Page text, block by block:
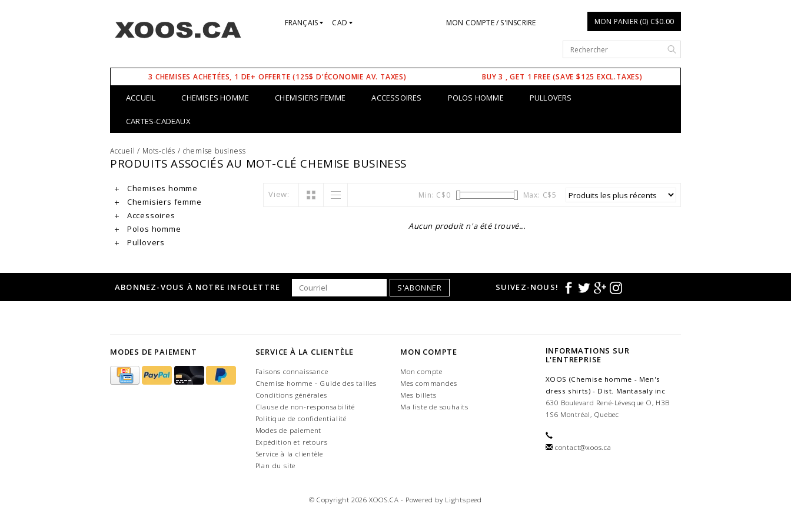
FRANÇAIS CAD MON COMPTE / S'INSCRIRE MON PANIER (0) C$0.00
3 CHEMISES ACHETÉES, 1 DE+ OFFERTE (125$ D'ÉCONOMIE AV. TAXES) BUY 3 , GET 1 FREE (SAVE $125 EXCL.TAXES)
ACCUEIL CHEMISES HOMME CHEMISIERS FEMME ACCESSOIRES POLOS HOMME PULLOVERS
CARTES-CADEAUX
Accueil / Mots-clés / chemise business
PRODUITS ASSOCIÉS AU MOT-CLÉ CHEMISE BUSINESS
Chemises homme
Chemisiers femme
Accessoires
Polos homme
Pullovers
View: Min: C$0 Max: C$5
Aucun produit n'a été trouvé...
ABONNEZ-VOUS À NOTRE INFOLETTRE S'ABONNER SUIVEZ-NOUS!
MODES DE PAIEMENT SERVICE À LA CLIENTÈLE
Faisons connaissance
Chemise homme - Guide des tailles
Conditions générales
Clause de non-responsabilité
Politique de confidentialité
Modes de paiement
Expédition et retours
Service à la clientèle
Plan du site
MON COMPTE
Mon compte
Mes commandes
Mes billets
Ma liste de souhaits
INFORMATIONS SUR
L'ENTREPRISE
XOOS (Chemise homme - Men's
dress shirts) - Dist. Mantasaly inc
630 Boulevard René-Lévesque O, H3B
1S6 Montréal, Quebec
contact@xoos.ca
© Copyright 2026 XOOS.CA - Powered by Lightspeed